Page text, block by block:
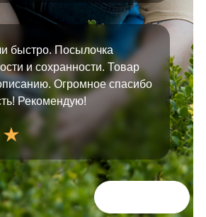
быстро. Посылочка
и сохранности. Товар
Огромное спасибо
Рекомендую!